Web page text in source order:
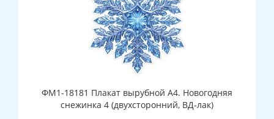
ФМ1-18181 Плакат вырубной А4. Новогодняя
снежинка 4 (двухсторонний, ВД-лак)